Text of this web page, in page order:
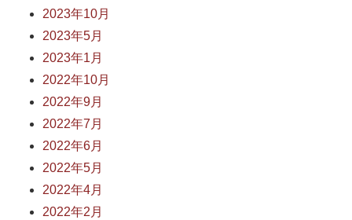
2023年10月
2023年5月
2023年1月
2022年10月
2022年9月
2022年7月
2022年6月
2022年5月
2022年4月
2022年2月